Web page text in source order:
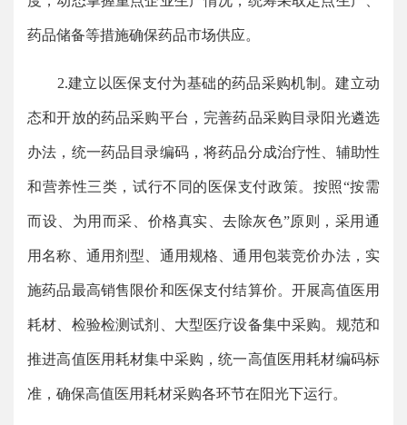
药品储备等措施确保药品市场供应。
2.建立以医保支付为基础的药品采购机制。建立动
态和开放的药品采购平台，完善药品采购目录阳光遴选
办法，统一药品目录编码，将药品分成治疗性、辅助性
和营养性三类，试行不同的医保支付政策。按照“按需
而设、为用而采、价格真实、去除灰色”原则，采用通
用名称、通用剂型、通用规格、通用包装竞价办法，实
施药品最高销售限价和医保支付结算价。开展高值医用
耗材、检验检测试剂、大型医疗设备集中采购。规范和
推进高值医用耗材集中采购，统一高值医用耗材编码标
准，确保高值医用耗材采购各环节在阳光下运行。